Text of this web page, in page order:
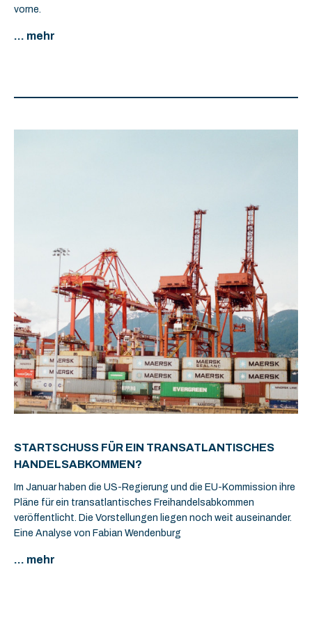
vorne.
... mehr
STARTSCHUSS FÜR EIN TRANSATLANTISCHES
HANDELSABKOMMEN?
Im Januar haben die US-Regierung und die EU-Kommission ihre
Pläne für ein transatlantisches Freihandelsabkommen
veröffentlicht. Die Vorstellungen liegen noch weit auseinander.
Eine Analyse von Fabian Wendenburg
... mehr